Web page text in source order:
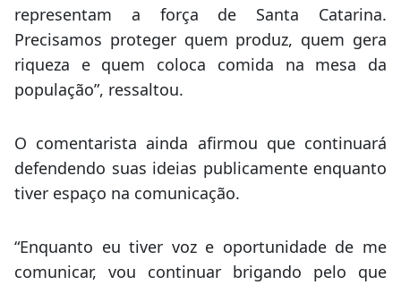
representam a força de Santa Catarina.
Precisamos proteger quem produz, quem gera
riqueza e quem coloca comida na mesa da
população”, ressaltou.
O comentarista ainda afirmou que continuará
defendendo suas ideias publicamente enquanto
tiver espaço na comunicação.
“Enquanto eu tiver voz e oportunidade de me
comunicar, vou continuar brigando pelo que